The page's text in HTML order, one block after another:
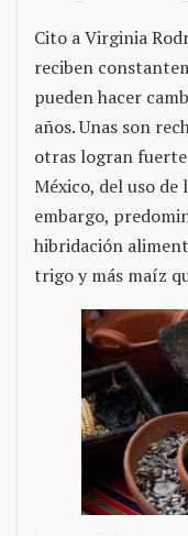
Cito a Virginia
reciben
pueden hacer
años. Unas son
otras logran
México, del uso de
embargo,
hibridación
trigo y más maíz